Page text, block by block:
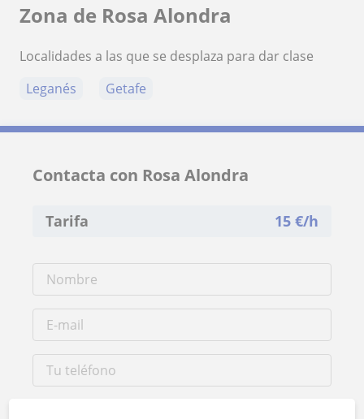
Zona de Rosa Alondra
Localidades a las que se desplaza para dar clase
Leganés
Getafe
Contacta con Rosa Alondra
Tarifa 15 €/h